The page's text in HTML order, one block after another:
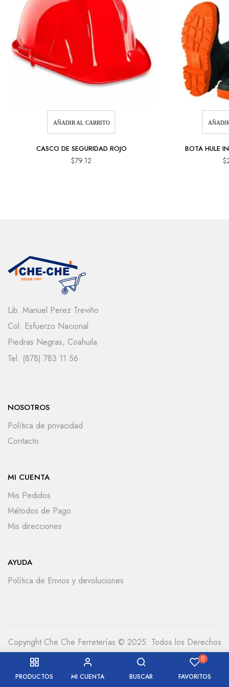
PRODUCTOS MI CUENTA BUSCAR
0
FAVORITOS
AÑADIR AL CARRITO
CASCO DE SEGURIDAD ROJO
$79.12
BOTA HULE
$
Lib. Manuel Perez Treviño
Col. Esfuerzo Nacional
Piedras Negras, Coahuila
Tel. (878) 783 11 56
NOSOTROS
Política de privacidad
Contacto
MI CUENTA
Mis Pedidos
Métodos de Pago
Mis direcciones
AYUDA
Política de Envios y devoluciones
Copyright Che Che Ferreterías © 2025. Todos los Derechos
Reservados